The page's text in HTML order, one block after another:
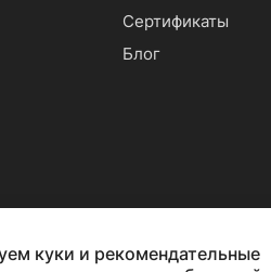
Сертификаты
Блог
✕
куки и рекомендательные